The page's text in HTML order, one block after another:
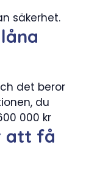
säkerhet.
det beror
du
000 kr
att få